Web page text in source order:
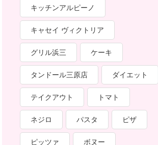
キッチンアルピーノ
キャセイ ヴィクトリア
グリル浜三 ケーキ
タンドール三原店 ダイエット
テイクアウト トマト
ネジロ パスタ ピザ
ピッツァ ボヌー